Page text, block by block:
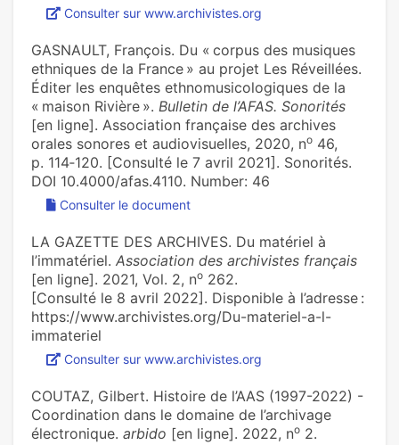
Consulter sur www.archivistes.org
GASNAULT, François. Du « corpus des musiques
ethniques de la France » au projet Les Réveillées.
Éditer les enquêtes ethnomusicologiques de la
« maison Rivière ». Bulletin de l’AFAS. Sonorités
[en ligne]. Association française des archives
orales sonores et audiovisuelles, 2020, no 46,
p. 114‑120. [Consulté le 7 avril 2021]. Sonorités.
DOI 10.4000/afas.4110. Number: 46
Consulter le document
LA GAZETTE DES ARCHIVES. Du matériel à
l’immatériel. Association des archivistes français
[en ligne]. 2021, Vol. 2, no 262.
[Consulté le 8 avril 2022]. Disponible à l’adresse :
https://www.archivistes.org/Du-materiel-a-l-
immateriel
Consulter sur www.archivistes.org
COUTAZ, Gilbert. Histoire de l’AAS (1997-2022) -
Coordination dans le domaine de l’archivage
électronique. arbido [en ligne]. 2022, no 2.